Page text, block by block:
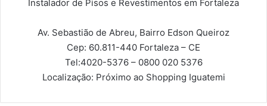
Instalador de Pisos e Revestimentos em Fortaleza
Av. Sebastião de Abreu, Bairro Edson Queiroz
Cep: 60.811-440 Fortaleza – CE
Tel:4020-5376 – 0800 020 5376
Localização: Próximo ao Shopping Iguatemi